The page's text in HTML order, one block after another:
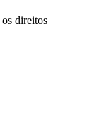
direitos